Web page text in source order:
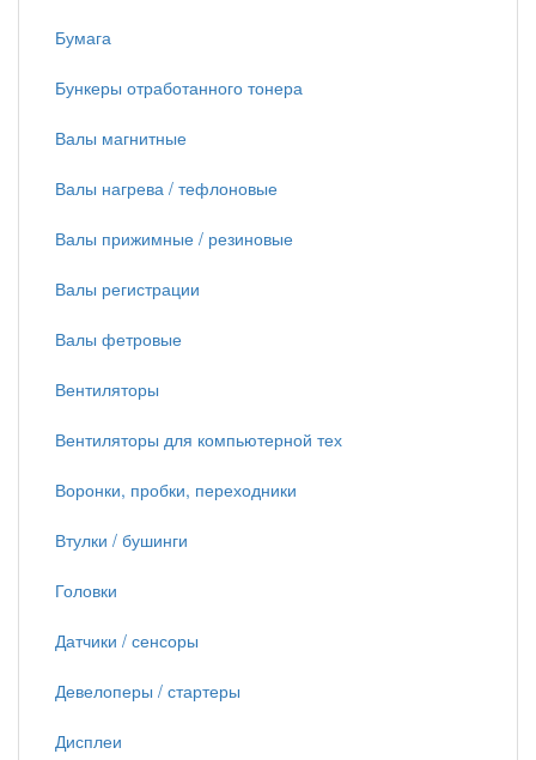
Бумага
Бункеры отработанного тонера
Валы магнитные
Валы нагрева / тефлоновые
Валы прижимные / резиновые
Валы регистрации
Валы фетровые
Вентиляторы
Вентиляторы для компьютерной тех
Воронки, пробки, переходники
Втулки / бушинги
Головки
Датчики / сенсоры
Девелоперы / стартеры
Дисплеи